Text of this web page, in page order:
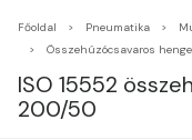
Főoldal Pneumatika
Összehúzócsavaros
ISO 15552
200/50